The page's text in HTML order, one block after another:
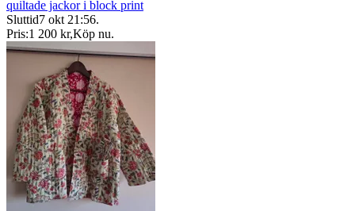
quiltade jackor i block print
Sluttid7 okt 21:56.
Pris:1 200 kr,Köp nu.